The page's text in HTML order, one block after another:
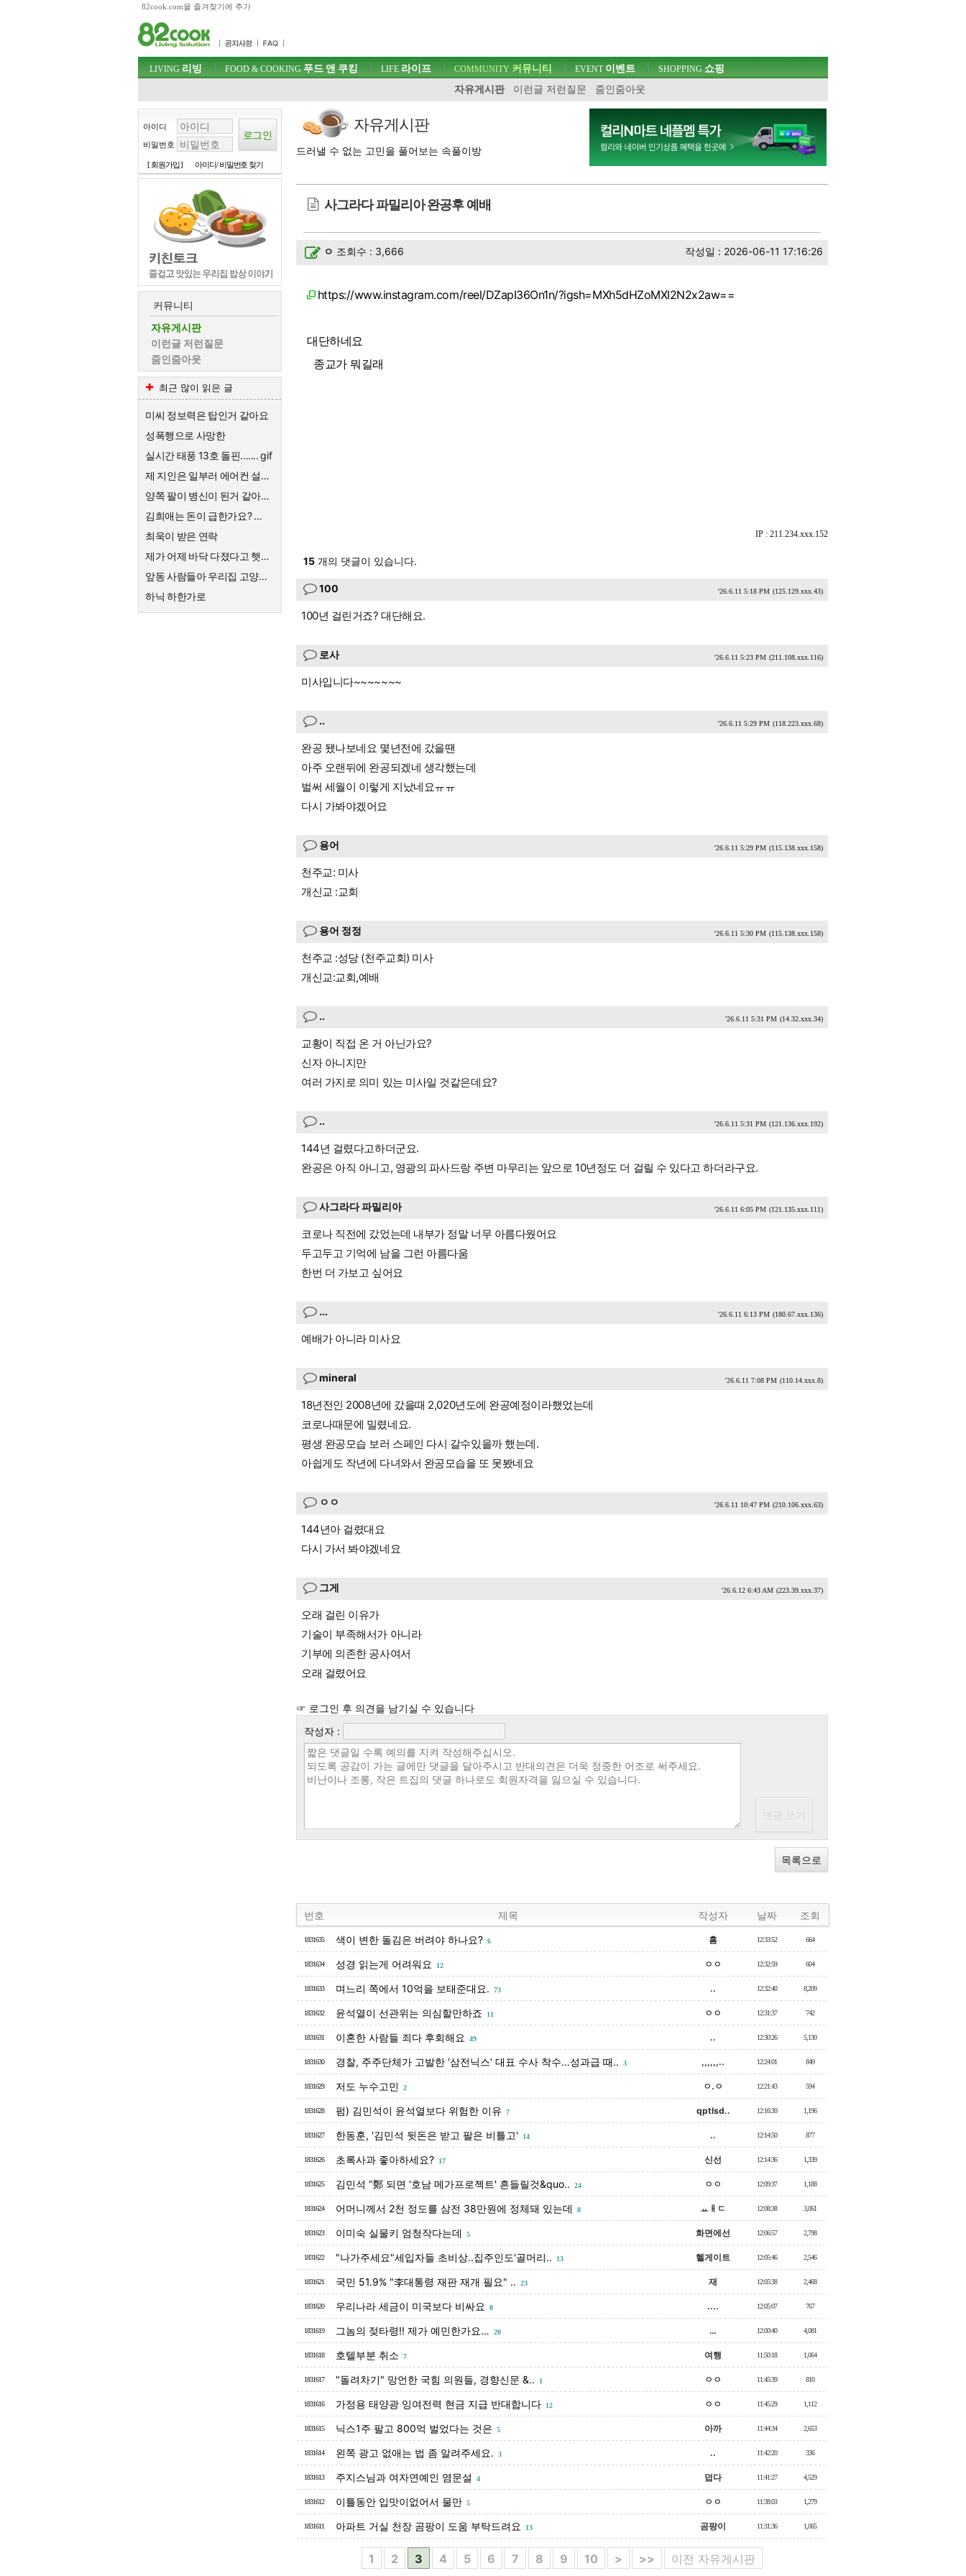
82cook.com을 즐겨찾기에 추가
주메뉴 바로가기
컨텐츠 바로가기
검색 바로가기
로그인 바로가기
주메뉴
LIVING 리빙 FOOD & COOKING 푸드 앤 쿠킹 LIFE 라이프 COMMUNITY 커뮤니티
자유게시판
이런글 저런질문 줌인줌아웃
EVENT이벤트 SHOPPING 쇼핑
아이디
비밀번호
[ 회원가입 ] 아이디/ 비밀번호 찾기
커뮤니티
자유게시판
이런글 저런질문
줌인줌아웃
최근 많이 읽은 글
미씨 정보력은 탑인거 같아요
성폭행으로 사망한
실시간 태풍 13호 돌핀....... gif
제 지인은 일부러 에어컨 설치를 안해요
양쪽 팔이 병신이 된거 같아요ㅡㅠ
김희애는 돈이 급한가요? 왜 친근한척 예능하죠?
최욱이 받은 연락
제가 어제 바닥 다졌다고 햇죠?
앞동 사람들아 우리집 고양이한테 큰절해라
하닉 하한가로
자유게시판
드러낼 수 없는 고민을 풀어보는 속풀이방
사그라다 파밀리아 완공후 예배
ㅇ 조회수 : 3,666 작성일 : 2026-06-11 17:16:26
https://www.instagram.com/reel/DZapI36On1n/?igsh=MXh5dHZoMXI2N2x2aw==
대단하네요
종교가 뭐길래
IP : 211.234.xxx.152
15 개의 댓글이 있습니다.
100 '26.6.11 5:18 PM (125.129.xxx.43)
100년 걸린거죠? 대단해요.
로사 '26.6.11 5:23 PM (211.108.xxx.116)
미사입니다~~~~~~~
.. '26.6.11 5:29 PM (118.223.xxx.68)
완공 됐나보네요 몇년전에 갔을땐
아주 오랜뒤에 완공되겠네 생각했는데
벌써 세월이 이렇게 지났네요ㅠㅠ
다시 가봐야겠어요
용어 '26.6.11 5:29 PM (115.138.xxx.158)
천주교: 미사
개신교 :교회
용어 정정 '26.6.11 5:30 PM (115.138.xxx.158)
천주교 :성당 (천주교회) 미사
개신교:교회,예배
.. '26.6.11 5:31 PM (14.32.xxx.34)
교황이 직접 온 거 아닌가요?
신자 아니지만
여러 가지로 의미 있는 미사일 것같은데요?
.. '26.6.11 5:31 PM (121.136.xxx.192)
144년 걸렸다고하더군요.
완공은 아직 아니고, 영광의 파사드랑 주변 마무리는 앞으로 10년정도 더 걸릴 수 있다고 하더라구요.
사그라다 파밀리아 '26.6.11 6:05 PM (121.135.xxx.111)
코로나 직전에 갔었는데 내부가 정말 너무 아름다웠어요
두고두고 기억에 남을 그런 아름다움
한번 더 가보고 싶어요
... '26.6.11 6:13 PM (180.67.xxx.136)
예배가 아니라 미사요
mineral '26.6.11 7:08 PM (110.14.xxx.8)
18년전인 2008년에 갔을때 2,020년도에 완공예정이라했었는데
코로나때문에 밀렸네요.
평생 완공모습 보러 스페인 다시 갈수있을까 했는데.
아쉽게도 작년에 다녀와서 완공모습을 또 못봤네요
ㅇㅇ '26.6.11 10:47 PM (210.106.xxx.63)
144년아 걸렸대요
다시 가서 봐야겠네요
그게 '26.6.12 6:43 AM (223.39.xxx.37)
오래 걸린 이유가
기술이 부족해서가 아니라
기부에 의존한 공사여서
오래 걸렸어요
☞ 로그인 후 의견을 남기실 수 있습니다
작성자 :
목록으로
번호 제목 작성자 날짜 조회
1831635 색이 변한 돌김은 버려야 하나요? 6 흠 12:33:52 664
1831634 성경 읽는게 어려워요 12 ㅇㅇ 12:32:59 604
1831633 며느리 쪽에서 10억을 보태준대요. 73 .. 12:32:40 8,209
1831632 윤석열이 선관위는 의심할만하죠 11 ㅇㅇ 12:31:37 742
1831631 이혼한 사람들 죄다 후회해요 49 .. 12:30:26 5,130
1831630 경찰, 주주단체가 고발한 ‘삼전닉스’ 대표 수사 착수…성과급 때.. 3 ,,,,,,.. 12:24:01 849
1831629 저도 누수고민 2 ㅇ.ㅇ 12:21:43 594
1831628 펌) 김민석이 윤석열보다 위험한 이유 7 qptlsd.. 12:16:30 1,196
1831627 한동훈, '김민석 뒷돈은 받고 팔은 비틀고' 14 .. 12:14:50 877
1831626 초록사과 좋아하세요? 17 신선 12:14:36 1,339
1831625 김민석 "鄭 되면 '호남 메가프로젝트' 흔들릴것&quo.. 24 ㅇㅇ 12:09:37 1,188
1831624 어머니께서 2천 정도를 삼전 38만원에 정체돼 있는데 8 ㅛㅐㄷ 12:08:38 3,061
1831623 이미숙 실물키 엄청작다는데 5 화면에선 12:06:57 2,798
1831622 "나가주세요"세입자들 초비상..집주인도'골머리.. 13 헬게이트 12:05:46 2,546
1831621 국민 51.9% "李대통령 재판 재개 필요" .. 23 재 12:05:38 2,468
1831620 우리나라 세금이 미국보다 비싸요 8 .... 12:05:07 767
1831619 그놈의 젖타령!! 제가 예민한가요… 20 … 12:00:40 4,081
1831618 호텔부분 취소 7 여행 11:50:18 1,064
1831617 "돌려차기" 망언한 국힘 의원들, 경향신문 &.. 1 ㅇㅇ 11:45:39 810
1831616 가정용 태양광 잉여전력 현금 지급 반대합니다 12 ㅇㅇ 11:45:29 1,112
1831615 닉스1주 팔고 800억 벌었다는 것은 5 아까 11:44:34 2,653
1831614 왼쪽 광고 없애는 법 좀 알려주세요. 3 .. 11:42:20 336
1831613 주지스님과 여자연예인 염문설 4 덥다 11:41:27 4,529
1831612 이틀동안 입맛이없어서 물만 5 ㅇㅇ 11:38:03 1,279
1831611 아파트 거실 천장 곰팡이 도움 부탁드려요 13 곰팡이 11:31:36 1,065
1 2 3 4 5 6 7 8 9 10 > >> 이전 자유게시판